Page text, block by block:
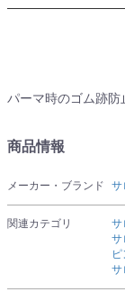
パーマ時のゴム跡防
商品情報
メーカー・ブランド サ
関連カテゴリ サ
サ
ピ
サ